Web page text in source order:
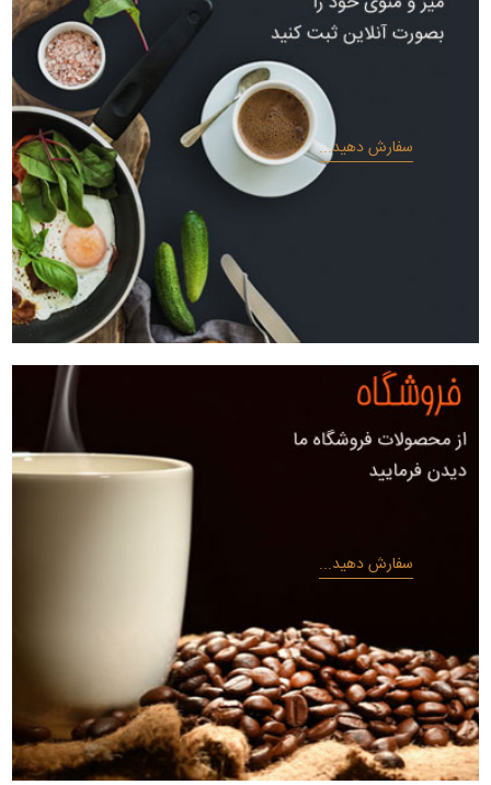
سفارش دهید...
سفارش دهید...